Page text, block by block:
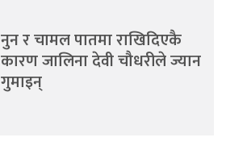
नुन र चामल पातमा राखिदिएकै
कारण जालिना देवी चौधरीले ज्यान
गुमाइन्